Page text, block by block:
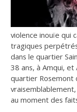
violence inouïe qui
tragiques
dans le quartier
38 ans, à Amqui, et
quartier Rosemont
au moment des